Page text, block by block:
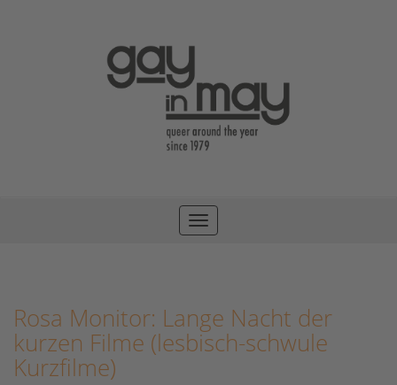
Toggle
Rosa Monitor: Lange Nacht der
kurzen Filme (lesbisch-schwule
Kurzfilme)